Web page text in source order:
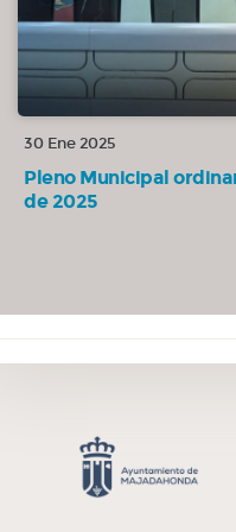
02:35:35 7. Mociones de urgencia.
OTROS
02:35:37 8. Ruegos y preguntas.
OTROS
30 Ene 2025
Pleno Municipal
de 2025